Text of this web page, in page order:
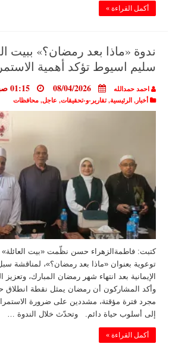
أكمل القراءة »
ندوة «ماذا بعد رمضان؟» ببيت
سليم اسيوط تؤكد أهمية
احمد حمدالله 08/04/2026 01:15 صباحًا
أخبار,الرئيسية,تقارير-و-تحقيقات, عاجل,محافظات
كتبت: فاطمةالزهراء حسن نظّمت «بيت
توعوية بعنوان «ماذا بعد رمضان؟»، لمناقشة
الإيمانية بعد انتهاء شهر رمضان المبارك، وتعزيز
وأكد المشاركون أن رمضان يمثل نقطة انطلاق
مجرد فترة مؤقتة، مشددين على ضرورة
إلى أسلوب حياة دائم. وتحدّث خلال الندوة …
أكمل القراءة »